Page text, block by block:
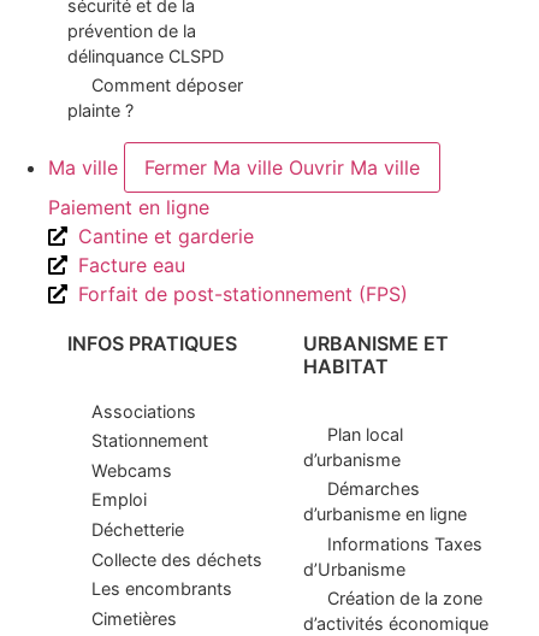
sécurité et de la
prévention de la
délinquance CLSPD
Comment déposer
plainte ?
Ma ville Fermer Ma ville Ouvrir Ma ville
Paiement en ligne
Cantine et garderie
Facture eau
Forfait de post-stationnement (FPS)
INFOS PRATIQUES
Associations
Stationnement
Webcams
Emploi
Déchetterie
Collecte des déchets
Les encombrants
Cimetières
URBANISME ET
HABITAT
Plan local
d’urbanisme
Démarches
d’urbanisme en ligne
Informations Taxes
d’Urbanisme
Création de la zone
d’activités économique